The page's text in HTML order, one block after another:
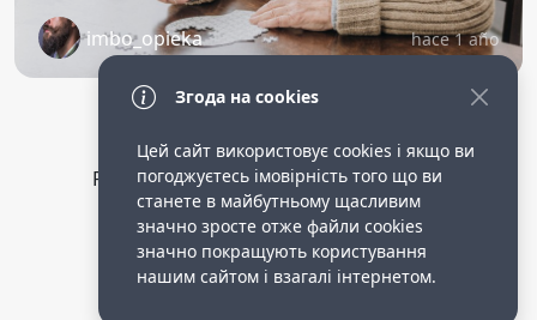
imbo_opieka hace 1 año
Privacy Policy
public terms of service
Робота опікункою в німеччині.
Згода на cookies
Цей сайт використовує cookies і якщо ви
погоджуєтесь імовірність того що ви
станете в майбутньому щасливим
значно зросте отже файли cookies
значно покращують користування
нашим сайтом і взагалі інтернетом.